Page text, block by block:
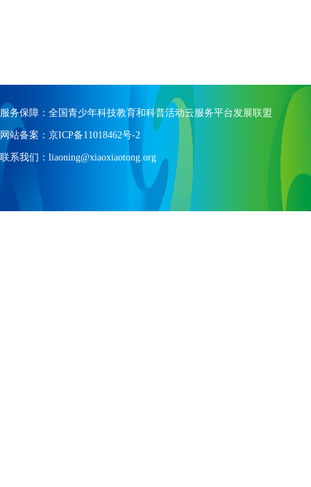
服务保障：全国青少年科技教育和科普活动云服务平台发展联盟
网站备案：京ICP备11018462号-2
联系我们：liaoning@xiaoxiaotong.org